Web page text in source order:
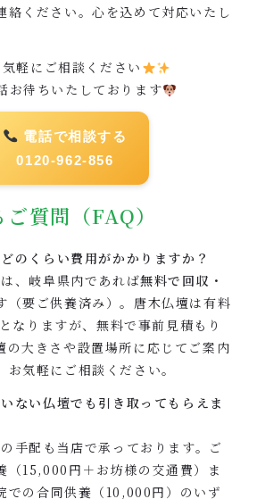
絡ください。心を込めて対応いたし
軽にご相談ください
お待ちいたしております
電話で相談する
0120-962-856
質問（FAQ）
のくらい費用がかかりますか？
、岐阜県内であれば無料で回収・
（要ご供養済み）。唐木仏壇は有料
なりますが、無料で事前見積もり
の大きさや設置場所に応じてご案内
お気軽にご相談ください。
ない仏壇でも引き取ってもらえま
手配も当店で承っております。ご
（15,000円＋お坊様の交通費）ま
での合同供養（10,000円）のいず